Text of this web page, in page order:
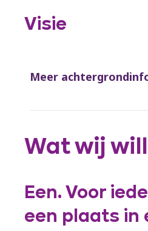
Visie
Meer
Wat wij
Een. Voor
een plaats in